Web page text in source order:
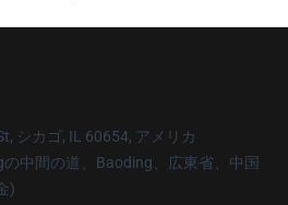
シカゴ, IL 60654, アメリカ
中間の道、Baoding、広東省、中国
)